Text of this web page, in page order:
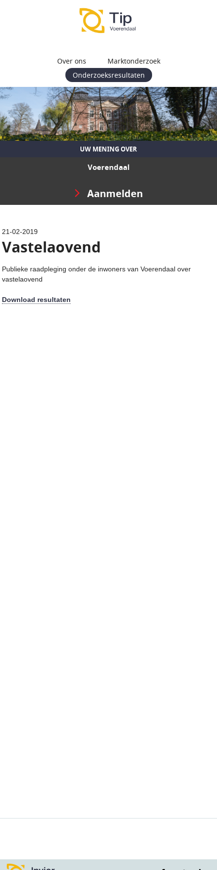
Over ons
Marktonderzoek
Onderzoeksresultaten
UW MENING OVER
Voerendaal
Aanmelden
21-02-2019
Vastelaovend
Publieke raadpleging onder de inwoners van Voerendaal over
vastelaovend
Download resultaten